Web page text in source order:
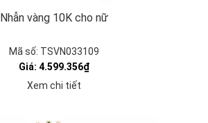
Nhẫn vàng 10K cho nữ
Mã số: TSVN033109
Giá: 4.599.356₫
Xem chi tiết